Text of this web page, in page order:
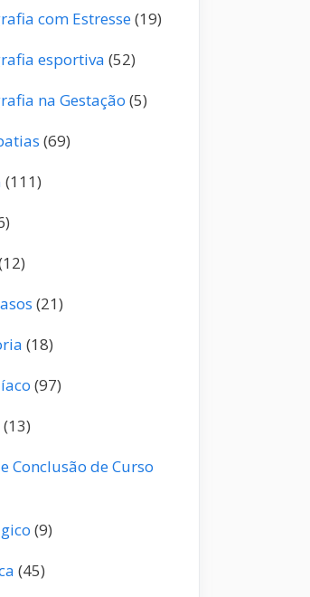
com Estresse(19)
esportiva (52)
na Gestação (5)
(69)
(111)
(21)
(18)
(97)
(13)
Conclusão de Curso
(9)
(45)